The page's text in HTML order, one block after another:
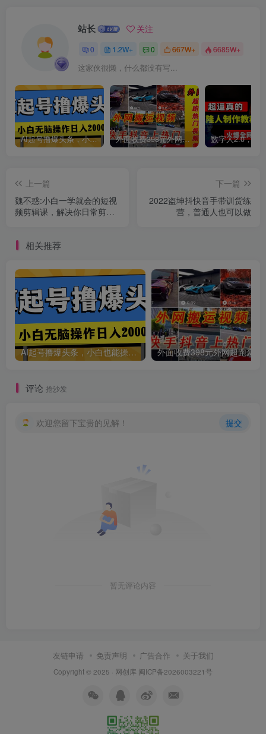
站长 关注
0 1.2W+ 0 667W+ 6685W+
这家伙很懒，什么都没有写...
AI起号撸爆头条，小白也能操作，日入2000+ 外面收费398元外网超跑豪车汽车视频搬运至快手抖音上热门项目
上一篇
魏不惑:小白一学就会的短视
频剪辑课，解决你日常剪辑
下一篇
2022盗坤抖快音‬手带训货‬练
营，普通人也可以做
相关推荐
AI起号撸爆头条，小白也能操作，日入2000+
评论 抢沙发
欢迎您留下宝贵的见解！ 提交
暂无评论内容
友链申请 免责声明 广告合作 关于我们
Copyright © 2025 · 网创库 闽ICP备2026003221号